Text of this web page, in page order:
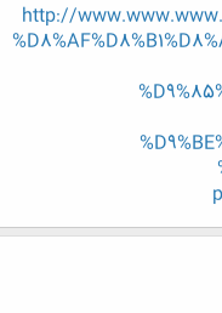
http://